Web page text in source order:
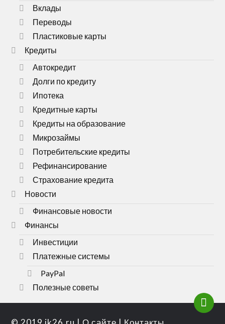
Вклады
Переводы
Пластиковые карты
Кредиты
Автокредит
Долги по кредиту
Ипотека
Кредитные карты
Кредиты на образование
Микрозаймы
Потребительские кредиты
Рефинансирование
Страхование кредита
Новости
Финансовые новости
Финансы
Инвестиции
Платежные системы
PayPal
Полезные советы